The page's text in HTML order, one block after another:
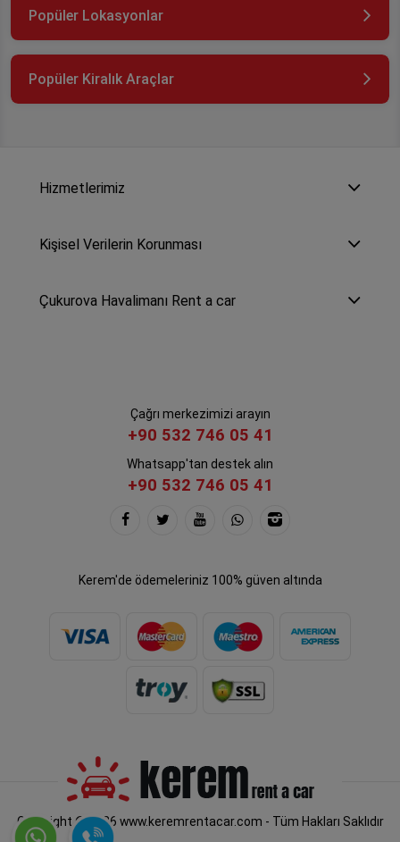
Popüler Lokasyonlar
Popüler Kiralık Araçlar
Hizmetlerimiz
Kişisel Verilerin Korunması
Çukurova Havalimanı Rent a car
Çağrı merkezimizi arayın
+90 532 746 05 41
Whatsapp'tan destek alın
+90 532 746 05 41
Kerem'de ödemeleriniz 100% güven altında
Copyright © 2026 www.keremrentacar.com - Tüm Hakları Saklıdır